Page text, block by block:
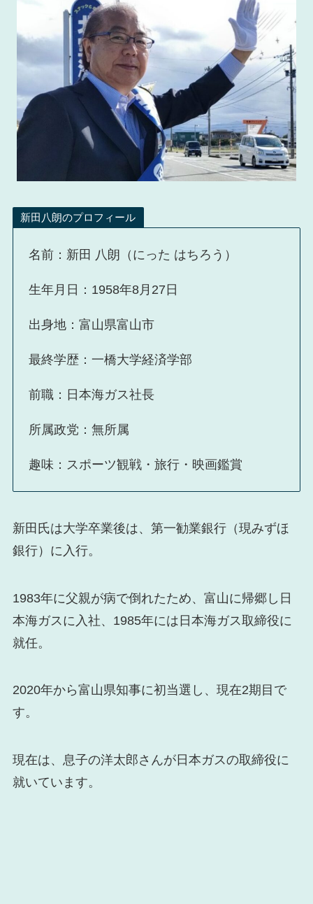
新田八朗のプロフィール
名前：新田 八朗（にった はちろう）
生年月日：1958年8月27日
出身地：富山県富山市
最終学歴：一橋大学経済学部
前職：日本海ガス社長
所属政党：無所属
趣味：スポーツ観戦・旅行・映画鑑賞
新田氏は大学卒業後は、第一勧業銀行（現みずほ
銀行）に入行。
1983年に父親が病で倒れたため、富山に帰郷し日
本海ガスに入社、1985年には日本海ガス取締役に
就任。
2020年から富山県知事に初当選し、現在2期目で
す。
現在は、息子の洋太郎さんが日本ガスの取締役に
就いています。